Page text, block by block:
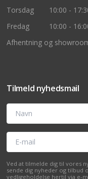
Torsdag
10:00 -
Fredag
10:00 -
Afhentning og
Tilmeld nyhedsmail
Navn
E-mail
Ved at tilmelde dig til vores
sende dig nyheder og tilbud
vedligeholdelse hertil via e-